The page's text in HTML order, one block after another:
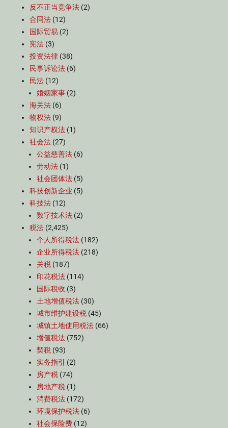
反不正当竞争法 (2)
合同法 (12)
国际贸易 (2)
宪法 (3)
投资法律 (38)
民事诉讼法 (6)
民法 (12)
婚姻家事 (2)
海关法 (6)
物权法 (9)
知识产权法 (1)
社会法 (27)
公益慈善法 (6)
劳动法 (1)
社会团体法 (5)
科技创新企业 (5)
科技法 (12)
数字技术法 (2)
税法 (2,425)
个人所得税法 (182)
企业所得税法 (218)
关税 (187)
印花税法 (114)
国际税收 (3)
土地增值税法 (30)
城市维护建设税 (45)
城镇土地使用税法 (66)
增值税法 (752)
契税 (93)
实务指引
(2)
房产税 (74)
房地产税 (1)
消费税法 (172)
环境保护税法 (6)
社会保险费 (12)